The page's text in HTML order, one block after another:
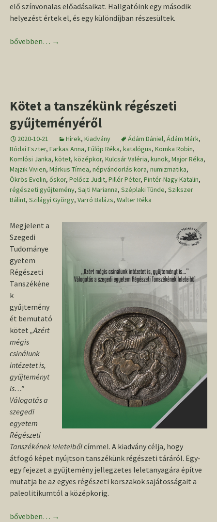
elő színvonalas előadásaikat. Hallgatóink egy második
helyezést értek el, és egy különdíjban részesültek.
OTDK eredmények
bővebben… →
Kötet a tanszékünk régészeti
gyűjteményéről
2020-10-21 Hírek, Kiadvány Ádám Dániel, Ádám Márk,
Bódai Eszter, Farkas Anna, Fülöp Réka, katalógus, Komka Robin,
Komlósi Janka, kötet, középkor, Kulcsár Valéria, kunok, Major Réka,
Majzik Vivien, Márkus Tímea, népvándorlás kora, numizmatika,
Ökrös Evelin, őskor, Pelőcz Judit, Pillér Péter, Pintér-Nagy Katalin,
régészeti gyűjtemény, Sajti Marianna, Széplaki Tünde, Szikszer
Bálint, Szilágyi György, Varró Balázs, Walter Réka
Megjelent a
Szegedi
Tudománye
gyetem
Régészeti
Tanszékéne
k
gyűjtemény
ét bemutató
kötet „Azért
mégis
csinálunk
intézetet is,
gyűjteményt
is…”
Válogatás a
szegedi
egyetem
Régészeti
Tanszékének leleteibőlcímmel. A kiadvány célja, hogy
átfogó képet nyújtson tanszékünk régészeti táráról. Egy-
egy fejezet a gyűjtemény jellegzetes leletanyagára építve
mutatja be az egyes régészeti korszakok sajátosságait a
paleolitikumtól a középkorig.
Kötet a tanszékünk régészeti gyűjteményéről
bővebben… →